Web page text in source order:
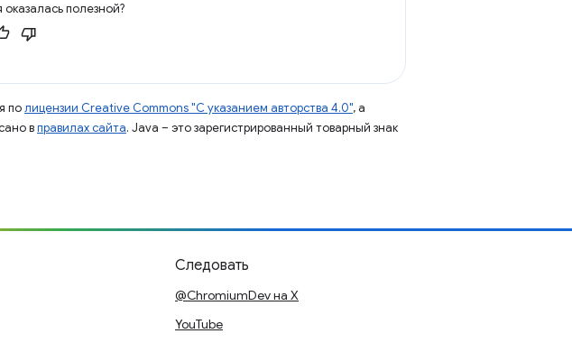
полезной?
полицензии Creative Commons "С указанием авторства 4.0", а
вправилах сайта. Java – это зарегистрированный товарный знак
Следовать
@ChromiumDev на X
YouTube